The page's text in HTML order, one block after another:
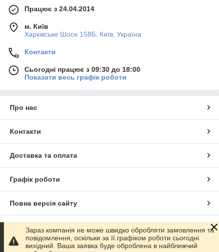
Працює з 24.04.2014
м. Київ
Харківське Шосе 158Б, Київ, Україна
Контакти
Сьогодні працює з 09:30 до 18:00
Показати весь графік роботи
Про нас
Контакти
Доставка та оплата
Графік роботи
Повна версія сайту
Сайт створено на маркетплейсі Prom.ua
Зараз компанія не може швидко обробляти замовлення та
повідомлення, оскільки за її графіком роботи сьогодні
вихідний. Ваша заявка буде оброблена в найближчий